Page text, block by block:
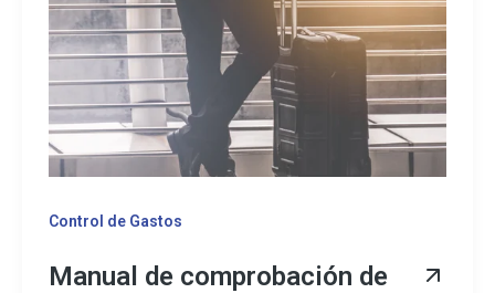
Control de Gastos
Manual de comprobación de